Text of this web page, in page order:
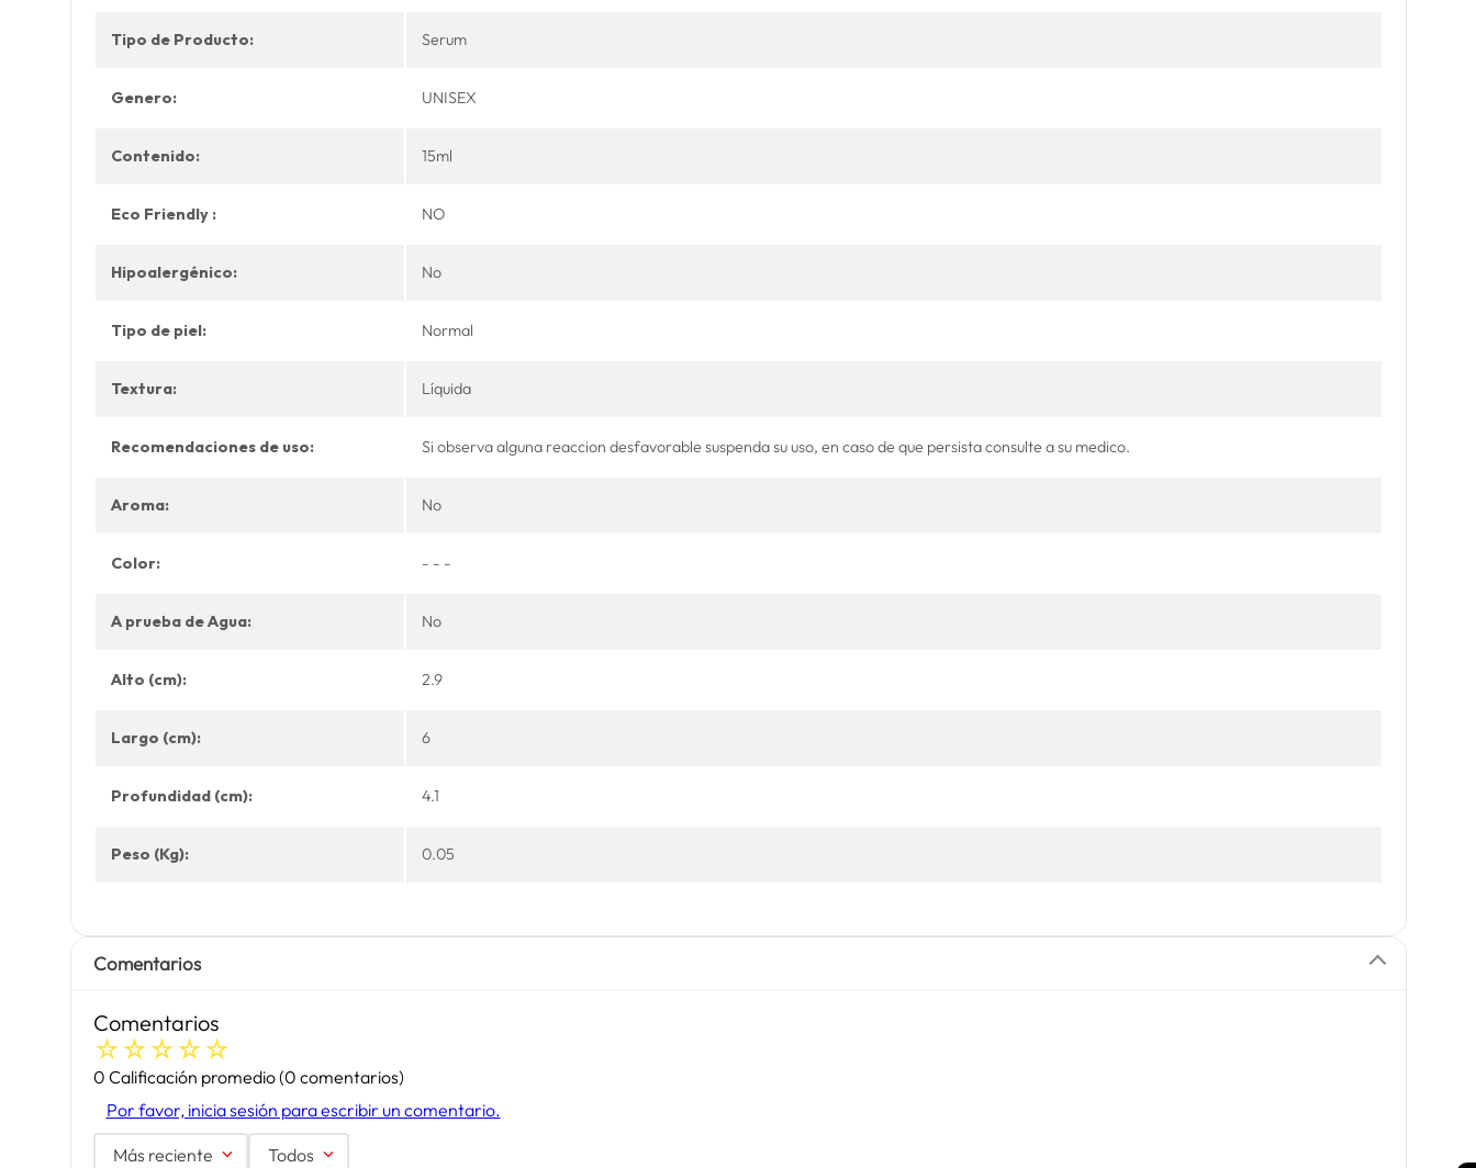
Tipo de Producto: Serum
Genero: UNISEX
Contenido: 15ml
Eco Friendly : NO
Hipoalergénico: No
Tipo de piel: Normal
Textura: Líquida
Recomendaciones de uso: Si observa alguna reaccion desfavorable suspenda su uso, en caso de que persista consulte a su medico.
Aroma: No
Color: - - -
A prueba de Agua: No
Alto (cm): 2.9
Largo (cm): 6
Profundidad (cm): 4.1
Peso (Kg): 0.05
Comentarios
Comentarios
☆☆☆☆☆
0 Calificación promedio(0 comentarios)
Por favor, inicia sesión para escribir un comentario.
Más reciente Todos